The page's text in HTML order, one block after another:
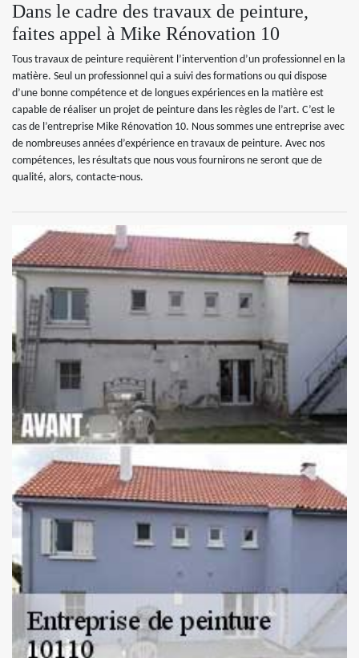
Dans le cadre des travaux de peinture,
faites appel à Mike Rénovation 10
Tous travaux de peinture requièrent l’intervention d’un professionnel en la
matière. Seul un professionnel qui a suivi des formations ou qui dispose
d’une bonne compétence et de longues expériences en la matière est
capable de réaliser un projet de peinture dans les règles de l’art. C’est le
cas de l’entreprise Mike Rénovation 10. Nous sommes une entreprise avec
de nombreuses années d’expérience en travaux de peinture. Avec nos
compétences, les résultats que nous vous fournirons ne seront que de
qualité, alors, contacte-nous.